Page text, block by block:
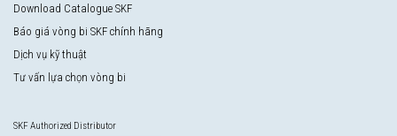
Download Catalogue SKF
Báo giá vòng bi SKF chính hãng
Dịch vụ kỹ thuật
Tư vấn lựa chọn vòng bi
SKF Authorized Distributor